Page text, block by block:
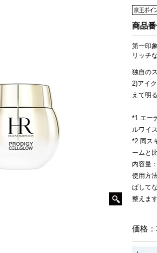
商品番
第一印
リッチ
独自の
2)アイ
えて明
*1 エー
ルワイ
*2 同ス
ームと
内容量
使用方
ばして
整えます
価格：